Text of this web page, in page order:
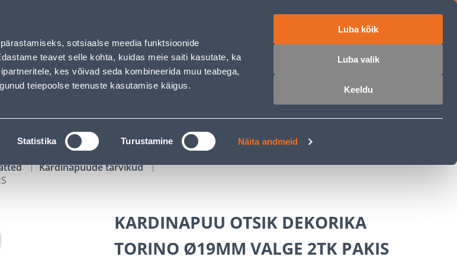
sotsiaalse meedia funktsioonide
teavet selle kohta, kuidas meie saiti kasutate, ka
kes võivad seda kombineerida muu teabega,
teiepoolse teenuste kasutamise käigus.
Statistika Turustamine Näita andmeid
Luba kõik
Luba valik
Keeldu
loaded
Karjäärileht
OTSI Logi sisse
TÖÖRIISTALAENUTUS JÄRELMAKS
Kardinapuude tarvikud
KARDINAPUU OTSIK DEKORIKA
TORINO Ø19MM VALGE 2TK PAKIS